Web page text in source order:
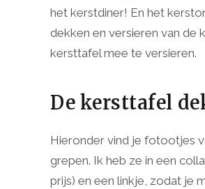
het kerstdiner! En het
dekken en versieren van de
kersttafel mee te versieren.
De kersttafel
Hieronder vind je fotootjes
grepen. Ik heb ze in een
prijs) en een linkje, zodat je